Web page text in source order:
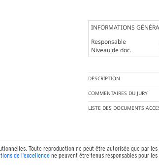
INFORMATIONS
Responsable
Niveau de doc.
DESCRIPTION
COMMENTAIRES DU JURY
LISTE DES DOCUMENTS
Toute reproduction ne peut être autorisée que par
de l'excellencene peuvent être tenus responsables pour